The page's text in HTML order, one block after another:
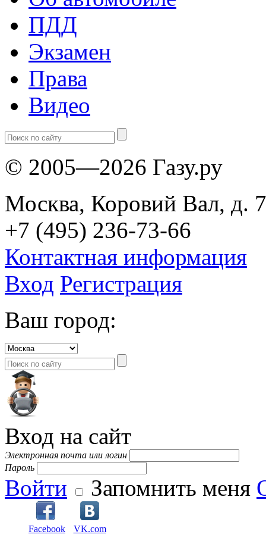
ПДД
Экзамен
Права
Видео
© 2005—2026 Газу.ру
Москва, Коровий Вал, д.
+7 (495) 236-73-66
Контактная информация
Вход Регистрация
Ваш город:
Вход на сайт
Электронная почта или логин
Пароль
Войти Запомнить меня
Facebook VK.com